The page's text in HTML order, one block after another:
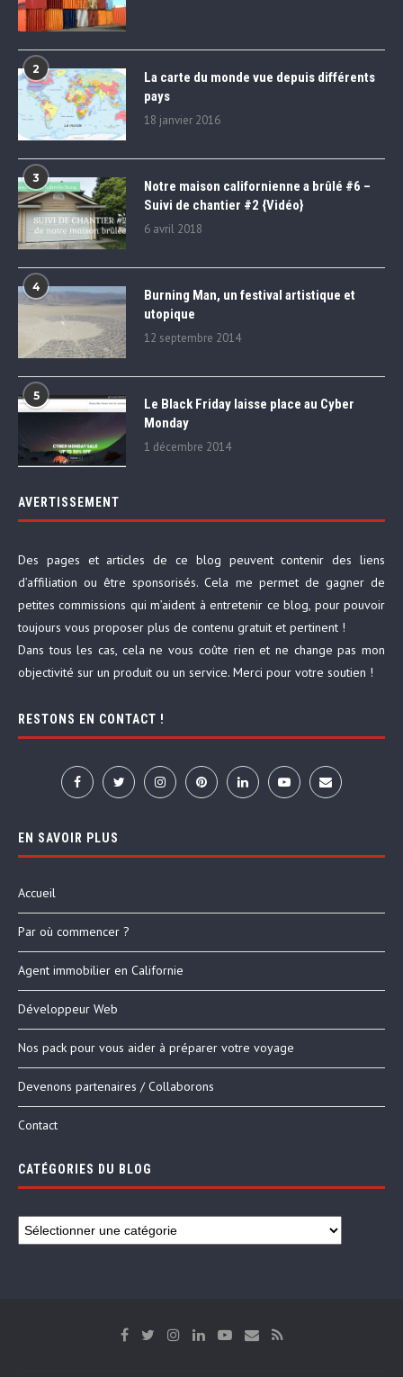
2
La carte du monde vue depuis différents
pays
18 janvier 2016
3
Notre maison californienne a brûlé #6 –
Suivi de chantier #2 {Vidéo}
6 avril 2018
4
Burning Man, un festival artistique et
utopique
12 septembre 2014
5
Le Black Friday laisse place au Cyber
Monday
1 décembre 2014
AVERTISSEMENT
Des pages et articles de ce blog peuvent contenir des liens
d’affiliation ou être sponsorisés. Cela me permet de gagner de
petites commissions qui m’aident à entretenir ce blog, pour pouvoir
toujours vous proposer plus de contenu gratuit et pertinent !
Dans tous les cas, cela ne vous coûte rien et ne change pas mon
objectivité sur un produit ou un service. Merci pour votre soutien !
RESTONS EN CONTACT !
EN SAVOIR PLUS
Accueil
Par où commencer ?
Agent immobilier en Californie
Développeur Web
Nos pack pour vous aider à préparer votre voyage
Devenons partenaires / Collaborons
Contact
CATÉGORIES DU BLOG